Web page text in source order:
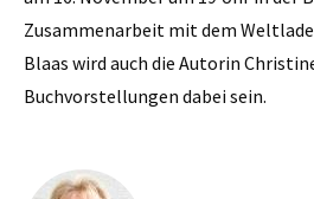
Zusammenarbeit mit dem
Blaas wird auch die Autorin
Buchvorstellungen dabei sein.